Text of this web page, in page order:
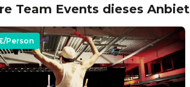
Team Events dieses
Person